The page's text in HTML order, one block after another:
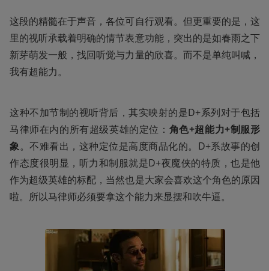
这段的精髓在于声音，各位可自行观看。但更重要的是，这
里的视听承载着明确的情节表意功能，突出的是如春雨之下
新芽萌发一般，找回听觉与力量的欣喜。而不是单纯叫喊，
我有超能力。
这种不加节制的视听背后，其实映射的是D+系列对于包括
马律师在内的所有超级英雄的定位： 角色+超能力+制服形
象。不难看出，这种定位是高度商品化的。D+系故事的创
作态度很明显，听力和制服就是D+夜魔侠的特质，也是他
作为超级英雄的标配，当然也是大家会喜欢这个角色的原因
啦。所以马律师必须要拿这个能力来显摆和吹牛逼。